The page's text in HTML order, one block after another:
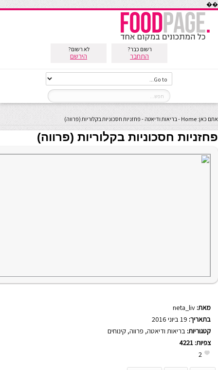
��
רשום כבר?
התחבר
לא רשום?
הירשם
אתם כאן: Home
-בריאות ודיאטה - פחזניות חסכוניות בקלוריות (פרווה)
פחזניות חסכוניות בקלוריות (פרווה)
מאת: neta_liv
בתאריך:
קטגוריות: בריאות ודיאטה, פרווה, קינוחים
צפיות: 4221
2